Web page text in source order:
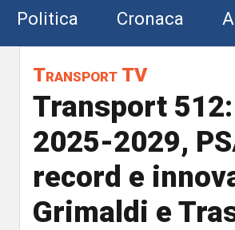
Politica Cronaca
Transport TV
Transport
2025-2029,
record e
Grimaldi e